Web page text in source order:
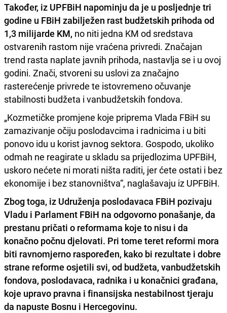
Također, iz UPFBiH napominju da je u posljednje tri
godine u FBiH zabilježen rast budžetskih prihoda od
1,3 milijarde KM, no niti jedna KM od sredstava
ostvarenih rastom nije vraćena privredi. Značajan
trend rasta naplate javnih prihoda, nastavlja se i u ovoj
godini. Znači, stvoreni su uslovi za značajno
rasterećenje privrede te istovremeno očuvanje
stabilnosti budžeta i vanbudžetskih fondova.
„Kozmetičke promjene koje priprema Vlada FBiH su
zamazivanje očiju poslodavcima i radnicima i u biti
ponovo idu u korist javnog sektora. Gospodo, ukoliko
odmah ne reagirate u skladu sa prijedlozima UPFBiH,
uskoro nećete ni morati ništa raditi, jer ćete ostati i bez
ekonomije i bez stanovništva“, naglašavaju iz UPFBiH.
Zbog toga, iz Udruženja poslodavaca FBiH pozivaju
Vladu i Parlament FBiH na odgovorno ponašanje, da
prestanu pričati o reformama koje to nisu i da
konačno počnu djelovati. Pri tome teret reformi mora
biti ravnomjerno raspoređen, kako bi rezultate i dobre
strane reforme osjetili svi, od budžeta, vanbudžetskih
fondova, poslodavaca, radnika i u konačnici građana,
koje upravo pravna i finansijska nestabilnost tjeraju
da napuste Bosnu i Hercegovinu.